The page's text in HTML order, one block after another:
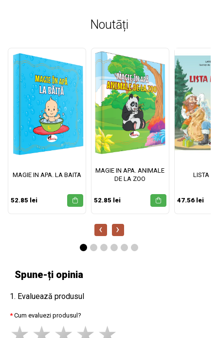
Noutāți
MAGIE IN APA. LA BAITA
52.85 lei
MAGIE IN APA. ANIMALE
DE LA ZOO
52.85 lei
LISTA
47.56 lei
‹ ›
Spune-ți opinia
1. Evaluează produsul
Cum evaluezi produsul?